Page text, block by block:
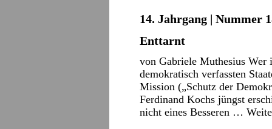
14. Jahrgang | Nummer
Enttarnt
von Gabriele Muthesius Wer
demokratisch verfassten
Mission („Schutz der
Ferdinand Kochs jüngst
nicht eines Besseren …